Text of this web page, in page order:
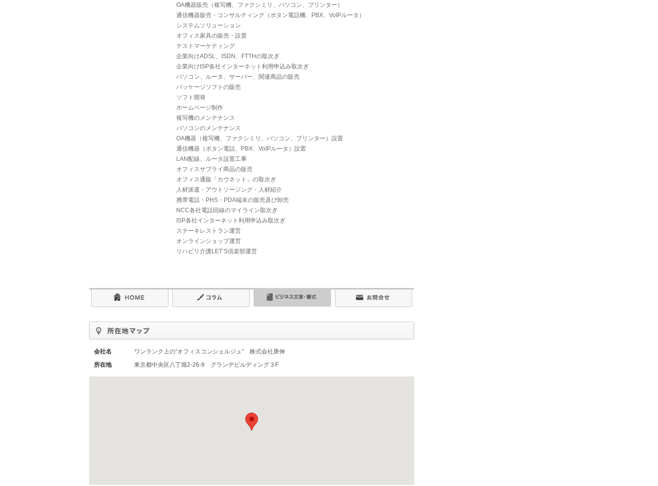
OA機器販売（複写機、ファクシミリ、パソコン、プリンター）
通信機器販売・コンサルティング（ボタン電話機、PBX、VoIPルータ）
システムソリューション
オフィス家具の販売・設置
テストマーケティング
企業向けADSL、ISDN、FTTHの取次ぎ
企業向けISP各社インターネット利用申込み取次ぎ
パソコン、ルータ、サーバー、関連商品の販売
パッケージソフトの販売
ソフト開発
ホームページ制作
複写機のメンテナンス
パソコンのメンテナンス
OA機器（複写機、ファクシミリ、パソコン、プリンター）設置
通信機器（ボタン電話、PBX、VoIPルータ）設置
LAN配線、ルータ設置工事
オフィスサプライ商品の販売
オフィス通販「カウネット」の取次ぎ
人材派遣・アウトソージング・人材紹介
携帯電話・PHS・PDA端末の販売及び卸売
NCC各社電話回線のマイライン取次ぎ
ISP各社インターネット利用申込み取次ぎ
ステーキレストラン運営
オンラインショップ運営
リハビリ介護LET’S倶楽部運営
会社名
ワンランク上の“オフィスコンシェルジュ” 株式会社庚伸
所在地
東京都中央区八丁堀2-26-9 グランデビルディング３F